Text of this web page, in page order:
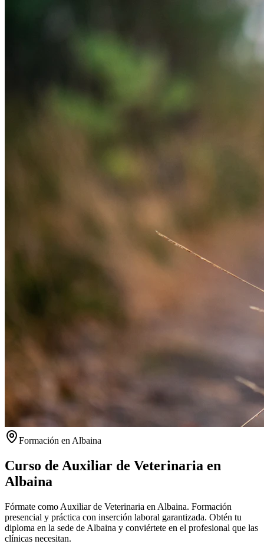
Formación en Albaina
Curso de Auxiliar de Veterinaria en
Albaina
Fórmate como Auxiliar de Veterinaria en Albaina. Formación
presencial y práctica con inserción laboral garantizada. Obtén tu
diploma en la sede de Albaina y conviértete en el profesional que las
clínicas necesitan.